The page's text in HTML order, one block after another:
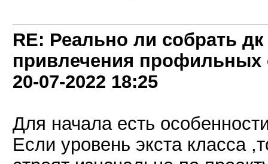
RE: Реально ли собрать
привлечения профильных
20-07-2022 18:25
Для начала есть
Если уровень экста класса